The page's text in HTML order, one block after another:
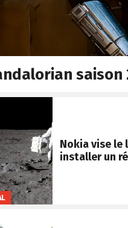
saison
Nokia vise
installer un